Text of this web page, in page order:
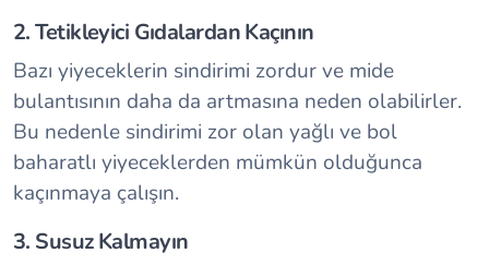
2. Tetikleyici Gıdalardan Kaçının
Bazı yiyeceklerin sindirimi zordur ve mide
bulantısının daha da artmasına neden olabilirler.
Bu nedenle sindirimi zor olan yağlı ve bol
baharatlı yiyeceklerden mümkün olduğunca
kaçınmaya çalışın.
3. Susuz Kalmayın